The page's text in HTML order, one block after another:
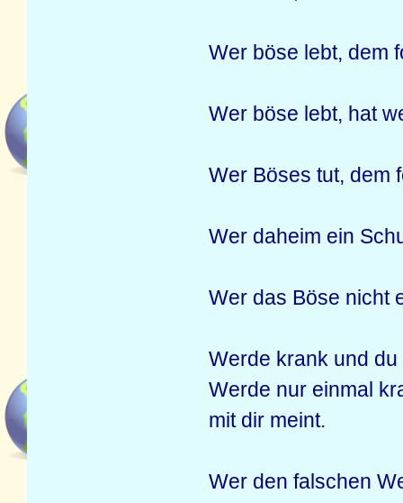
Wer böse lebt, dem
Wer böse lebt, hat
Wer Böses tut, dem
Wer daheim ein
Wer das Böse nicht
Werde krank und
Werde nur einmal
mit dir meint.
Wer den falschen